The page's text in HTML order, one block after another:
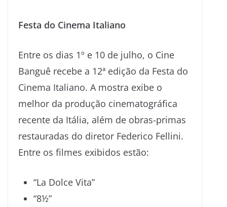
Festa do Cinema Italiano
Entre os dias 1º e 10 de julho, o Cine
Banguê recebe a 12ª edição da Festa do
Cinema Italiano. A mostra exibe o
melhor da produção cinematográfica
recente da Itália, além de obras-primas
restauradas do diretor Federico Fellini.
Entre os filmes exibidos estão:
“La Dolce Vita”
“8½”